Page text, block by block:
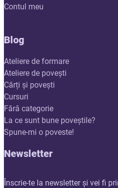
Contul meu
Blog
Ateliere de formare
Ateliere de povești
Cărți și povești
Cursuri
Fără categorie
La ce sunt bune poveștile?
Spune-mi o poveste!
Newsletter
Înscrie-te la newsletter și vei fi